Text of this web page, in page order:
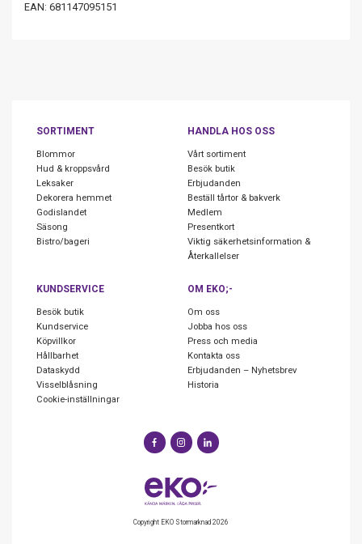
EAN: 681147095151
SORTIMENT
Blommor
Hud & kroppsvård
Leksaker
Dekorera hemmet
Godislandet
Säsong
Bistro/bageri
HANDLA HOS OSS
Vårt sortiment
Besök butik
Erbjudanden
Beställ tårtor & bakverk
Medlem
Presentkort
Viktig säkerhetsinformation &
Återkallelser
KUNDSERVICE
Besök butik
Kundservice
Köpvillkor
Hållbarhet
Dataskydd
Visselblåsning
Cookie-inställningar
OM EKO;-
Om oss
Jobba hos oss
Press och media
Kontakta oss
Erbjudanden – Nyhetsbrev
Historia
Copyright EKO Stormarknad 2026